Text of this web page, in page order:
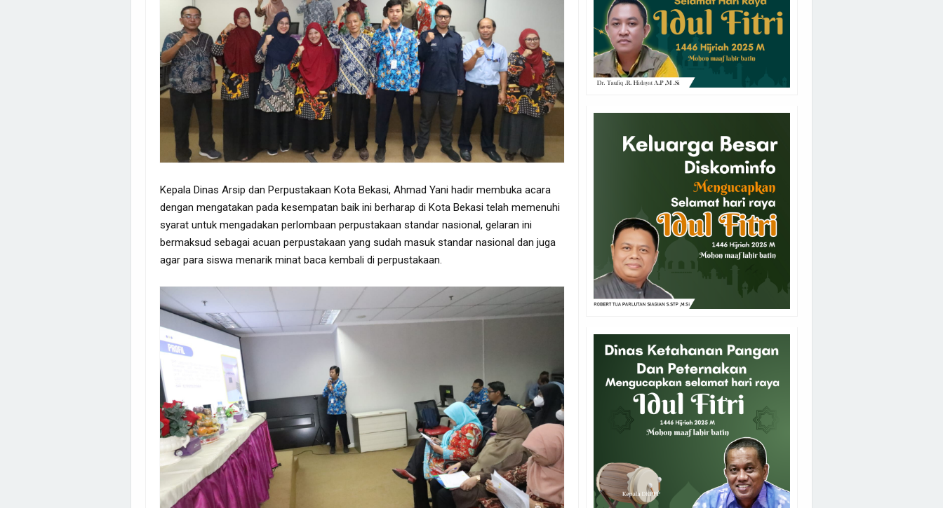
Kepala Dinas Arsip dan Perpustakaan Kota Bekasi, Ahmad Yani hadir membuka acara
dengan mengatakan pada kesempatan baik ini berharap di Kota Bekasi telah memenuhi
syarat untuk mengadakan perlombaan perpustakaan standar nasional, gelaran ini
bermaksud sebagai acuan perpustakaan yang sudah masuk standar nasional dan juga
agar para siswa menarik minat baca kembali di perpustakaan.